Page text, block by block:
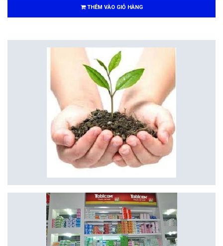
THÊM VÀO GIỎ HÀNG